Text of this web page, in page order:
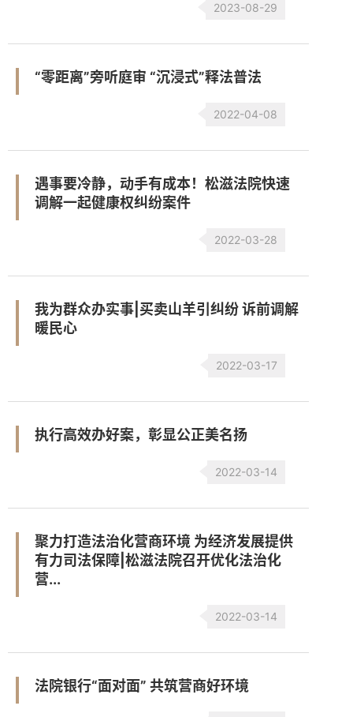
2023-08-29
“零距离”旁听庭审 “沉浸式”释法普法
2022-04-08
遇事要冷静，动手有成本！松滋法院快速
调解一起健康权纠纷案件
2022-03-28
我为群众办实事|买卖山羊引纠纷 诉前调解
暖民心
2022-03-17
执行高效办好案，彰显公正美名扬
2022-03-14
聚力打造法治化营商环境 为经济发展提供
有力司法保障|松滋法院召开优化法治化
营...
2022-03-14
法院银行“面对面” 共筑营商好环境